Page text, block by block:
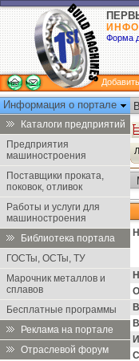
Форма
Информация о портале
Каталоги предприятий
Предприятия
машиностроения
Поставщики проката,
поковок, отливок
Работы и услуги для
машиностроения
Библиотека портала
ГОСТы, ОСТы, ТУ
Марочник металлов и
сплавов
Бесплатные программы
Реклама на портале
Отраслевой форум